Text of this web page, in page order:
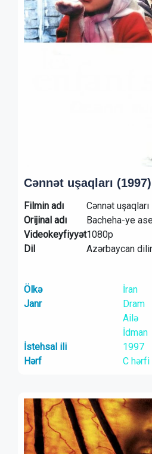
Cənnət uşaqları (1997)
Filmin adı
Cənnət uşaqları
Orijinal adı
Bacheha-ye
Videokeyfiyyət1080p
Dil
Azərbaycan
Ölkə
İran
Janr
Dram
Ailə
İdman
İstehsal ili
1997
Hərf
C hərfi